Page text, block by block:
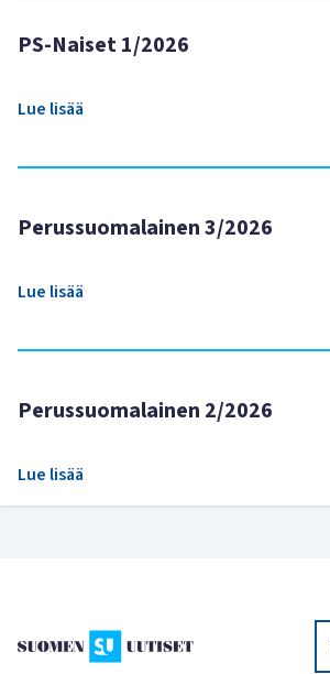
PS-Naiset 1/2026
Lue lisää
Perussuomalainen 3/2026
Lue lisää
Perussuomalainen 2/2026
Lue lisää